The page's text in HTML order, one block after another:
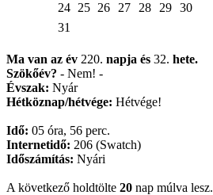
24 25 26 27 28 29
30
31
Ma van az év 220. napja és 32. hete.
Szökőév? - Nem! -
Évszak: Nyár
Hétköznap/hétvége: Hétvége!
Idő: 05 óra, 56 perc.
Internetidő: 206 (Swatch)
Időszámítás: Nyári
A következő holdtölte 20 nap múlva lesz.